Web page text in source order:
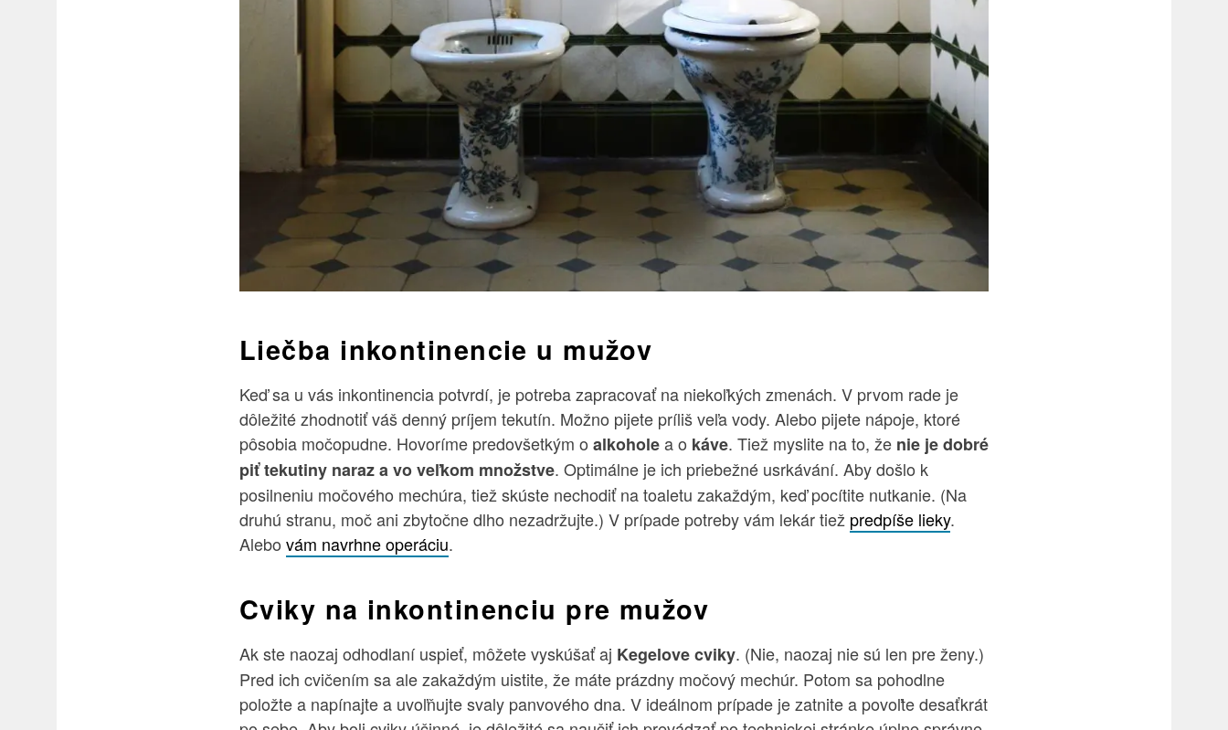
Liečba inkontinencie u mužov
Keď sa u vás inkontinencia potvrdí, je potreba zapracovať na niekoľkých zmenách. V prvom rade je
dôležité zhodnotiť váš denný príjem tekutín. Možno pijete príliš veľa vody. Alebo pijete nápoje, ktoré
pôsobia močopudne. Hovoríme predovšetkým o alkoholea o káve. Tiež myslite na to, že nie je dobré
piť tekutiny naraz a vo veľkom množstve. Optimálne je ich priebežné usrkávání. Aby došlo k
posilneniu močového mechúra, tiež skúste nechodiť na toaletu zakaždým, keď pocítite nutkanie. (Na
druhú stranu, moč ani zbytočne dlho nezadržujte.) V prípade potreby vám lekár tiež predpíše lieky.
Alebo vám navrhne operáciu.
Cviky na inkontinenciu pre mužov
Ak ste naozaj odhodlaní uspieť, môžete vyskúšať aj Kegelove cviky. (Nie, naozaj nie sú len pre ženy.)
Pred ich cvičením sa ale zakaždým uistite, že máte prázdny močový mechúr. Potom sa pohodlne
položte a napínajte a uvoľňujte svaly panvového dna. V ideálnom prípade je zatnite a povoľte desaťkrát